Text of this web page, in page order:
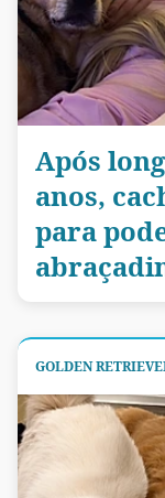
Após
anos,
para
GOLDEN